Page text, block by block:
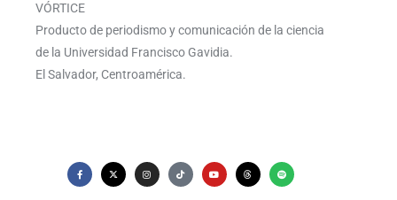
VÓRTICE
Producto de periodismo y comunicación de la ciencia
de la Universidad Francisco Gavidia.
El Salvador, Centroamérica.